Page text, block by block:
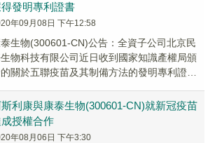
發明專利證書
年09月08日 下午12:58
泰生物(300601-CN)公告：全資子公司北京民
物科技有限公司近日收到國家知識產權局頒
關於五聯疫苗及其制備方法的發明專利證
斯利康與康泰生物(300601-CN)就新冠疫苗
授權合作
年08月06日 下午3:30